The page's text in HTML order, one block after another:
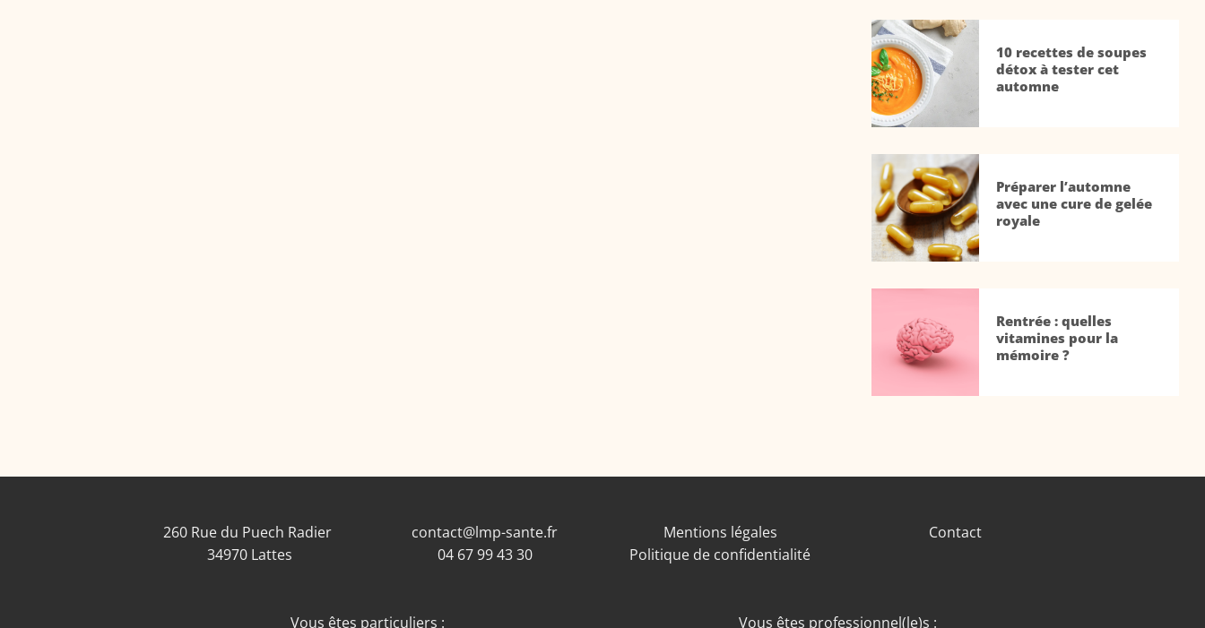
10 recettes de soupes
détox à tester cet
automne
Préparer l’automne
avec une cure de gelée
royale
Rentrée : quelles
vitamines pour la
mémoire ?
260 Rue du Puech Radier
34970 Lattes
contact@lmp-sante.fr
04 67 99 43 30
Mentions légales
Politique de confidentialité
Contact
Vous êtes particuliers : Vous êtes professionnel(le)s :